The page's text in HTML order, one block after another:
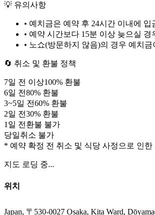
💡 유의사항
• 예치금은 예약 후 24시간 이내에 입
• 예약 시간보다 15분 이상 늦으실
• 노쇼(방문하지 않음)의 경우 예치
🔄 취소 및 환불 정책
7일 전 이상100% 환불
6일 전80% 환불
3~5일 전60% 환불
2일 전30% 환불
1 일 전 환불 불가
당일취소 불가
* 예약 확정 전 취소 및 식당 사정으로 인
지도 로딩 중...
위치
Japan, 〒530-0027 Osaka, Kita Ward,